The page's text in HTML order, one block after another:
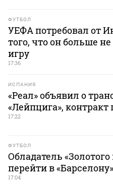
ФУТБОЛ
УЕФА потребовал от
того, что он больше не
игру
17:36
ИСПАНИЯ
«Реал» объявил о
«Лейпцига», контракт
17:22
ФУТБОЛ
Обладатель
перейти в
17:04